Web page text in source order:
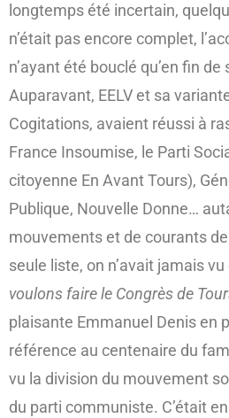
longtemps été incertain,
n’était pas encore complet,
n’ayant été bouclé qu’en fin
Auparavant, EELV et sa
Cogitations, avaient réussi à
France Insoumise, le Parti
citoyenne En Avant Tours),
Publique, Nouvelle Donne…
mouvements et de courants
seule liste, on n’avait jamais vu
voulons faire le Congrès de
plaisante Emmanuel Denis en
référence au centenaire du
vu la division du mouvement
du parti communiste. C’était